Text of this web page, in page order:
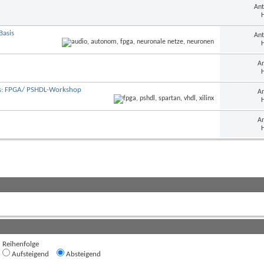
PSHDL-Workshop
Reihenfolge
Aufsteigend
Absteigend